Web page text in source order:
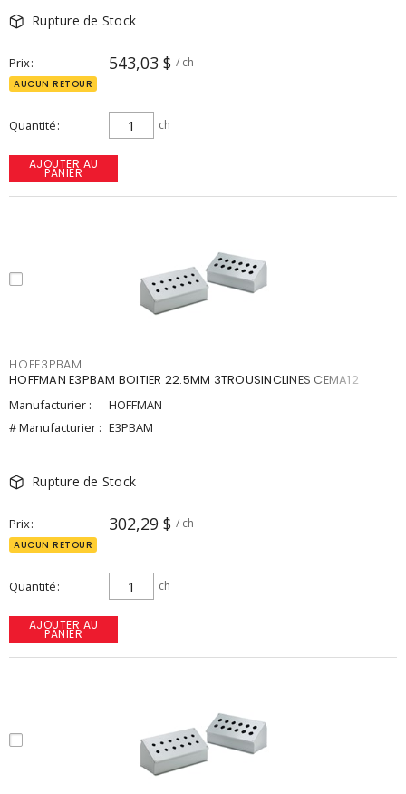
Rupture de Stock
Prix 543,03 $ / ch
AUCUN RETOUR
Quantité ch
AJOUTER AU
PANIER
HOFE3PBAM
HOFFMAN E3PBAM BOITIER 22.5MM 3TROUSINCLINES CEMA12
Manufacturier :
HOFFMAN
# Manufacturier : E3PBAM
Rupture de Stock
Prix 302,29 $ / ch
AUCUN RETOUR
Quantité ch
AJOUTER AU
PANIER